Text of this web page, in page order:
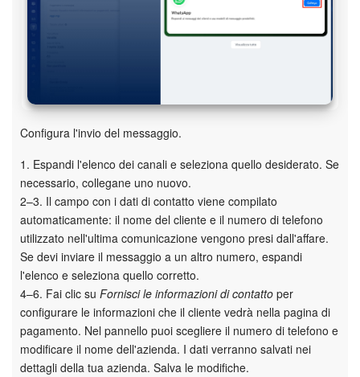
Configura l'invio del messaggio.
1. Espandi l'elenco dei canali e seleziona quello desiderato. Se
necessario, collegane uno nuovo.
2–3. Il campo con i dati di contatto viene compilato
automaticamente: il nome del cliente e il numero di telefono
utilizzato nell'ultima comunicazione vengono presi dall'affare.
Se devi inviare il messaggio a un altro numero, espandi
l'elenco e seleziona quello corretto.
4–6. Fai clic su Fornisci le informazioni di contatto per
configurare le informazioni che il cliente vedrà nella pagina di
pagamento. Nel pannello puoi scegliere il numero di telefono e
modificare il nome dell'azienda. I dati verranno salvati nei
dettagli della tua azienda. Salva le modifiche.